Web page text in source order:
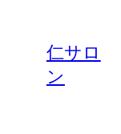
仁サロ
ン